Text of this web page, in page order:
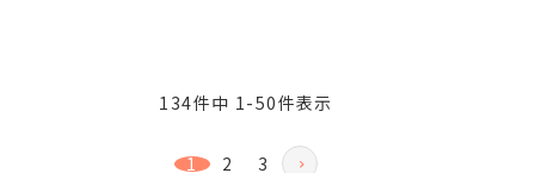
134件中 1-50件表示
1 2 3